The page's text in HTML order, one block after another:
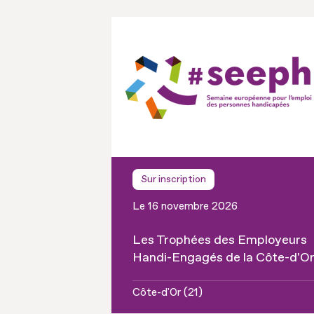
Sur inscription
Le 16 novembre 2026
Les Trophées des Employeurs
Handi-Engagés de la Côte-d'Or
Côte-d'Or (21)